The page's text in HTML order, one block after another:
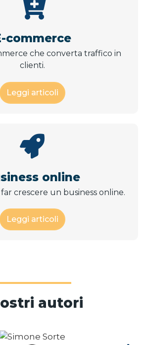
commerce
che converta traffico in
clienti.
Leggi articoli
online
crescere un business online.
Leggi articoli
autori